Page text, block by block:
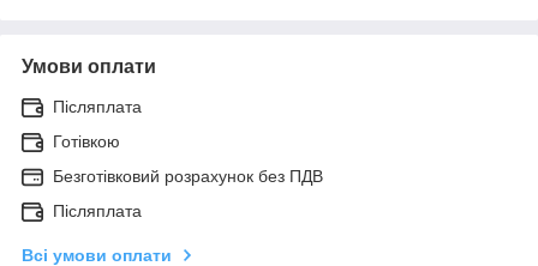
Умови оплати
Післяплата
Готівкою
Безготівковий розрахунок без ПДВ
Післяплата
Всі умови оплати